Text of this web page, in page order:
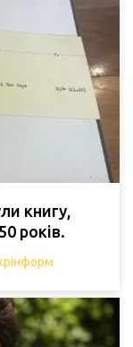
книгу,
років.